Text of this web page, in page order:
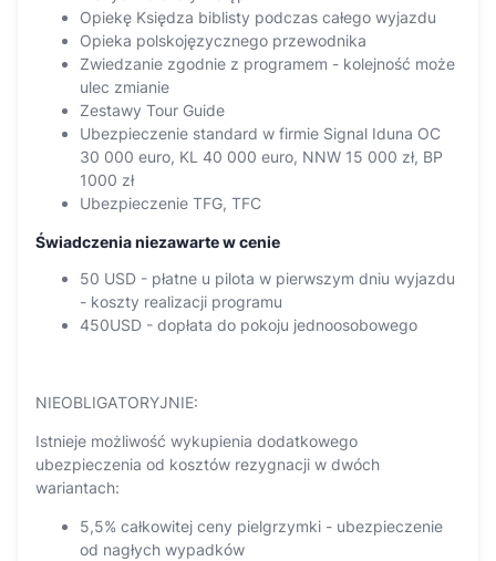
Opiekę Księdza biblisty podczas całego wyjazdu
Opieka polskojęzycznego przewodnika
Zwiedzanie zgodnie z programem - kolejność może
ulec zmianie
Zestawy Tour Guide
Ubezpieczenie standard w firmie Signal Iduna OC
30 000 euro, KL 40 000 euro, NNW 15 000 zł, BP
1000 zł
Ubezpieczenie TFG, TFC
Świadczenia niezawarte w cenie
50 USD - płatne u pilota w pierwszym dniu wyjazdu
- koszty realizacji programu
450USD - dopłata do pokoju jednoosobowego
NIEOBLIGATORYJNIE:
Istnieje możliwość wykupienia dodatkowego
ubezpieczenia od kosztów rezygnacji w dwóch
wariantach:
5,5% całkowitej ceny pielgrzymki - ubezpieczenie
od nagłych wypadków